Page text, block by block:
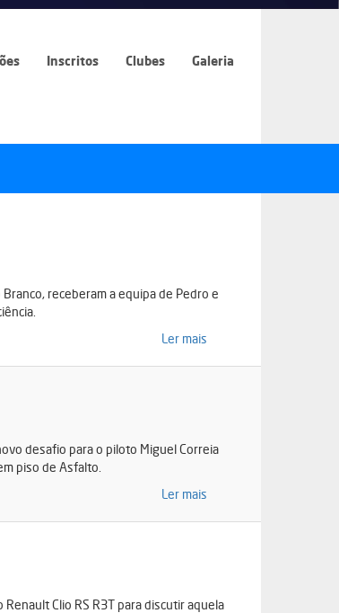
Inscritos Clubes Galeria
receberam a equipa de Pedro e
Ler mais
desafio para o piloto Miguel Correia
piso de Asfalto.
Ler mais
Clio RS R3T para discutir aquela